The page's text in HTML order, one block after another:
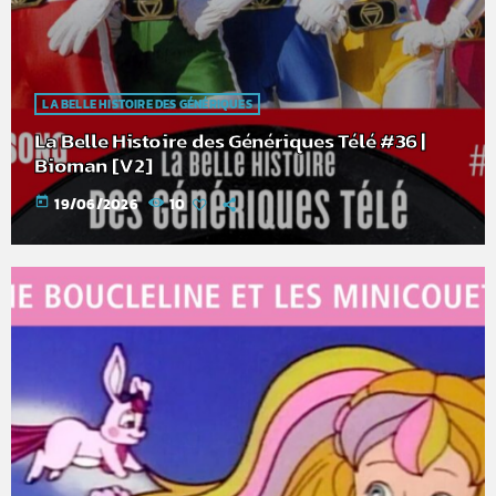
LA BELLE HISTOIRE DES GÉNÉRIQUES
La Belle Histoire des Génériques Télé #36 |
Bioman [V2]
today 19/06/2026 10